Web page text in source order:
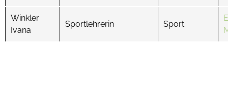
Winkler
Ivana
Sportlehrerin Sport